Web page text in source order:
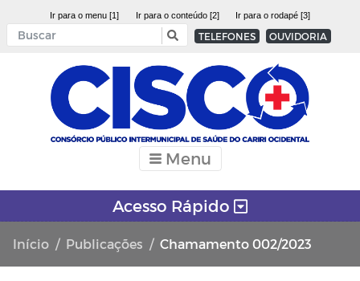
Ir para o menu [1] Ir para o conteúdo [2] Ir para o rodapé [3]
TELEFONES OUVIDORIA
Menu
Acesso Rápido
Início Publicações Chamamento 002/2023